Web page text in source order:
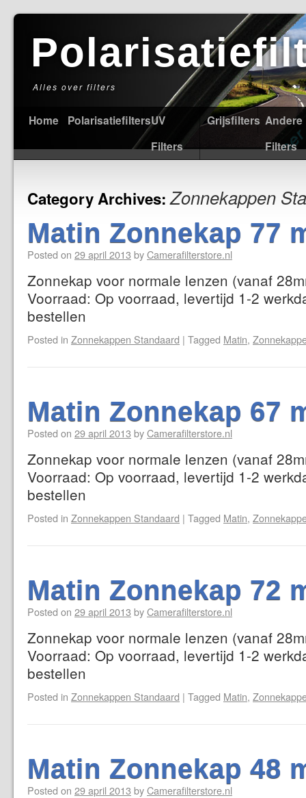
Alles over filters
Home PolarisatiefiltersUV
Filters
Grijsfilters Andere
Filters
Category Archives:Zonnekappen
Matin Zonnekap 77
Posted on 29 april 2013 byCamerafilterstore.nl
Zonnekap voor normale lenzen (vanaf
Voorraad: Op voorraad, levertijd 1-2
bestellen
Posted in Zonnekappen Standaard | Tagged Matin,
Matin Zonnekap 67
Posted on 29 april 2013 byCamerafilterstore.nl
Zonnekap voor normale lenzen (vanaf
Voorraad: Op voorraad, levertijd 1-2
bestellen
Posted in Zonnekappen Standaard | Tagged Matin,
Matin Zonnekap 72
Posted on 29 april 2013 byCamerafilterstore.nl
Zonnekap voor normale lenzen (vanaf
Voorraad: Op voorraad, levertijd 1-2
bestellen
Posted in Zonnekappen Standaard | Tagged Matin,
Matin Zonnekap 48
Posted on 29 april 2013 byCamerafilterstore.nl